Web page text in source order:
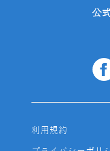
公
利用規約